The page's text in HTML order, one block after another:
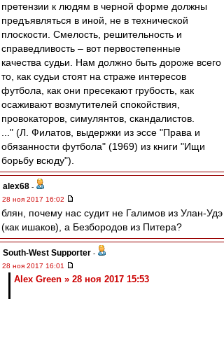
претензии к людям в черной форме должны
предъявляться в иной, не в технической
плоскости. Смелость, решительность и
справедливость – вот первостепенные
качества судьи. Нам должно быть дороже всего
то, как судьи стоят на страже интересов
футбола, как они пресекают грубость, как
осаживают возмутителей спокойствия,
провокаторов, симулянтов, скандалистов.
..." (Л. Филатов, выдержки из эссе "Права и
обязанности футбола" (1969) из книги "Ищи
борьбу всюду").
alex68 -
28 ноя 2017 16:02
блян, почему нас судит не Галимов из Улан-Удэ
(как ишаков), а Безбородов из Питера?
South-West Supporter -
28 ноя 2017 16:01
Alex Green » 28 ноя 2017 15:53